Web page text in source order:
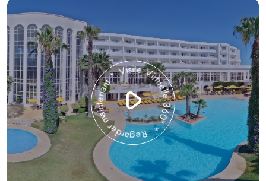
Regarder maintenant * Visite Virtuelle 360° *